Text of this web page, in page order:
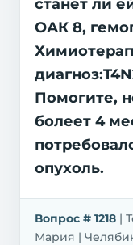
станет ли
ОАК 8,
Помогите,
болеет 4
опухоль.
Вопрос # 1218 |
Мария |